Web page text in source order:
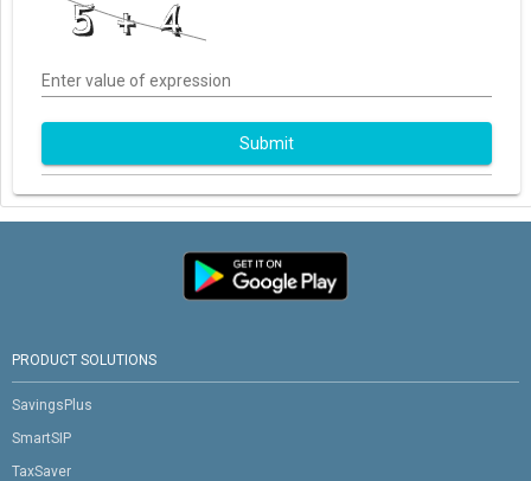
Enter value of expression
Submit
PRODUCT SOLUTIONS
SavingsPlus
SmartSIP
TaxSaver